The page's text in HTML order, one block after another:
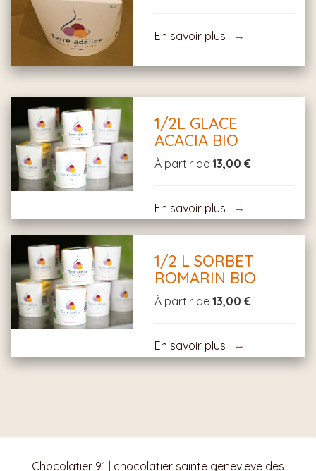
En savoir plus
1/2L GLACE
ACACIA BIO
À partir de13,00 €
En savoir plus
1/2 L SORBET
ROMARIN BIO
À partir de13,00 €
En savoir plus
Chocolatier 91 chocolatier sainte genevieve des